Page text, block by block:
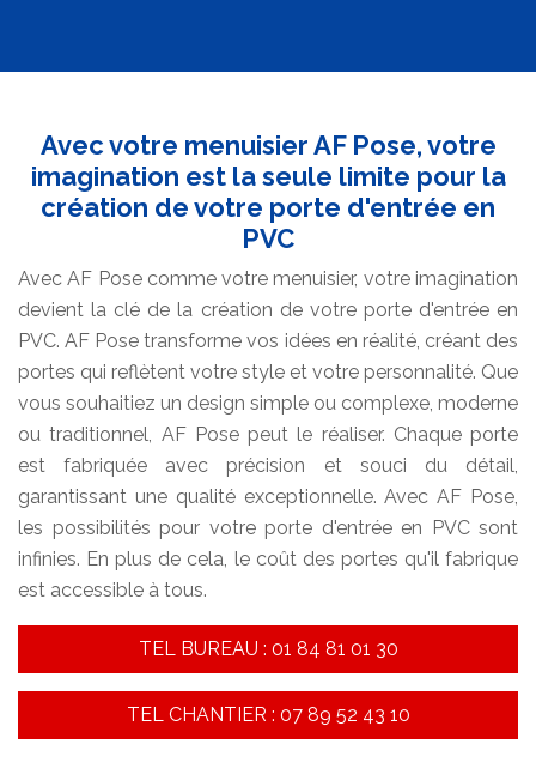
Avec votre menuisier AF Pose, votre
imagination est la seule limite pour la
création de votre porte d'entrée en
PVC
Avec AF Pose comme votre menuisier, votre imagination
devient la clé de la création de votre porte d'entrée en
PVC. AF Pose transforme vos idées en réalité, créant des
portes qui reflètent votre style et votre personnalité. Que
vous souhaitiez un design simple ou complexe, moderne
ou traditionnel, AF Pose peut le réaliser. Chaque porte
est fabriquée avec précision et souci du détail,
garantissant une qualité exceptionnelle. Avec AF Pose,
les possibilités pour votre porte d'entrée en PVC sont
infinies. En plus de cela, le coût des portes qu'il fabrique
est accessible à tous.
TEL BUREAU : 01 84 81 01 30
TEL CHANTIER : 07 89 52 43 10